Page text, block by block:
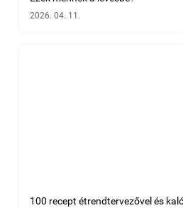
2026. 04. 11.
100 recept étrendtervezővel és